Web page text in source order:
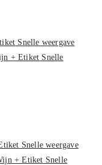
Snelle weergave
Snelle
Snelle weergave
Snelle